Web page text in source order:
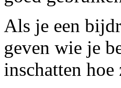
Als je een
geven wie je
inschatten